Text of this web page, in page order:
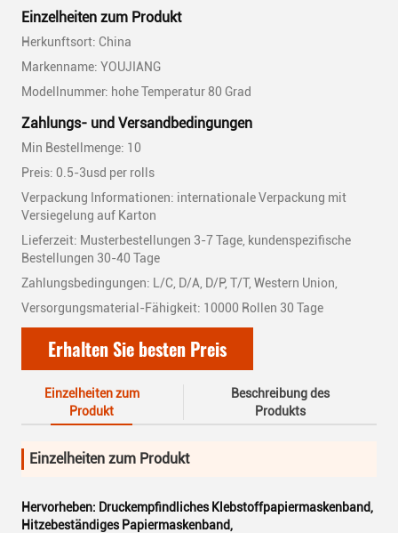
Einzelheiten zum Produkt
Herkunftsort: China
Markenname: YOUJIANG
Modellnummer: hohe Temperatur 80 Grad
Zahlungs- und Versandbedingungen
Min Bestellmenge: 10
Preis: 0.5-3usd per rolls
Verpackung Informationen: internationale Verpackung mit
Versiegelung auf Karton
Lieferzeit: Musterbestellungen 3-7 Tage, kundenspezifische
Bestellungen 30-40 Tage
Zahlungsbedingungen: L/C, D/A, D/P, T/T, Western Union,
Versorgungsmaterial-Fähigkeit: 10000 Rollen 30 Tage
Erhalten Sie besten Preis
Einzelheiten zum
Produkt
Beschreibung des
Produkts
Einzelheiten zum Produkt
Hervorheben: Druckempfindliches Klebstoffpapiermaskenband,
Hitzebeständiges Papiermaskenband,